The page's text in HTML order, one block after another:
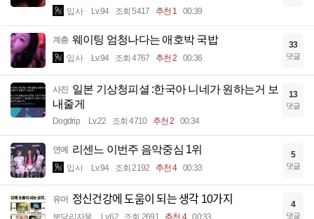
입사 Lv.94 조회 5417 추천 1 00:39
계층 웨이팅 엄청나다는 애호박 국밥
입사 Lv.94 조회 4767 추천 2 00:36
33
댓글
사진 일본 기상청피셜 :한국아 니네가 원하는거 보
내줄게
Dogdrip Lv.22 조회 4710 추천 2 00:34
13
댓글
연예 리센느 이번주 음악중심 1위
입사 Lv.94 조회 2192 추천 4 00:33
5
댓글
유머 정신건강에 도움이 되는 생각 10가지
분당리자몽 Lv.62 조회 2691 추천 4 00:33
4
댓글